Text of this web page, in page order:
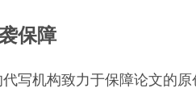
保障
写机构致力于保障论文的